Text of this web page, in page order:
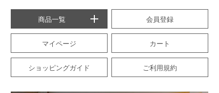
商品一覧 会員登録
マイページ カート
ショッピングガイド ご利用規約